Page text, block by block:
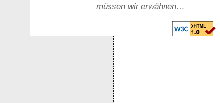
müssen wir erwähnen…